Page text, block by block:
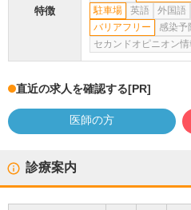
特徴
駐車場
英語 外国語
バリアフリー
感染予
セカンドオピニオン
直近の求人を確認する[PR]
医師の方
診療案内